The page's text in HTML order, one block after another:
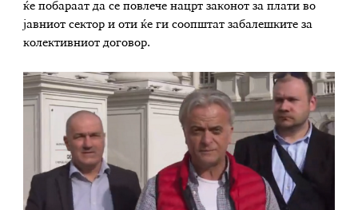
ќе побараат да се повлече нацрт законот за плати во
јавниот сектор и оти ќе ги соопштат забалешките за
колективниот договор.